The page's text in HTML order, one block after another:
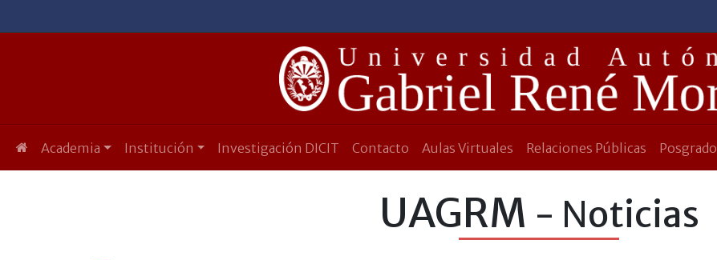
Academia Institución Investigación DICIT Contacto Aulas Virtuales Relaciones Públicas Posgrado
UAGRM - Noticias